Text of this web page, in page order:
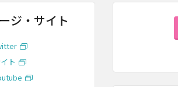
ジ・サイト
ト